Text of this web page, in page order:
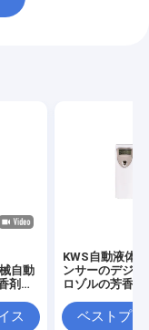
自動
剤デ
ス
KWS自動液体
ンサーのデジタ
ロゾルの芳香剤
ベストプラ